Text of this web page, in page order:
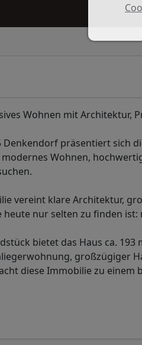
Wohnen mit Architektur,
präsentiert sich
Wohnen,
vereint klare Architektur,
heute nur selten zu finden
bietet das Haus ca.
großzügiger
diese Immobilie zu